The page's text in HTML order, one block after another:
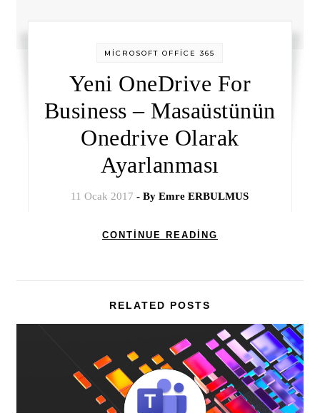
MİCROSOFT OFFİCE 365
Yeni OneDrive For
Business – Masaüstünün
Onedrive Olarak
Ayarlanması
11 Ocak 2017 - ByEmre ERBULMUS
CONTINUE READING
RELATED POSTS